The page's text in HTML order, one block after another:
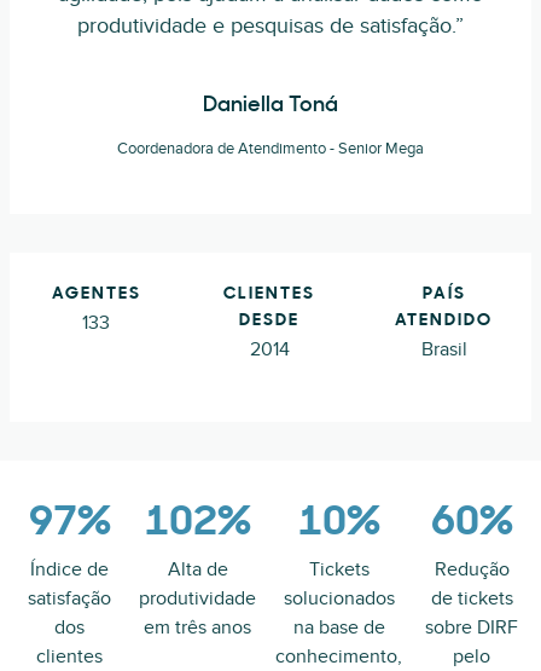
produtividade e pesquisas de satisfação.”
Daniella Toná
Coordenadora de Atendimento - Senior Mega
AGENTES
133
CLIENTES
DESDE
2014
PAÍS
ATENDIDO
Brasil
97%
Índice de
satisfação
dos
clientes
102%
Alta de
produtividade
em três anos
10%
Tickets
solucionados
na base de
conhecimento,
60%
Redução
de tickets
sobre DIRF
pelo